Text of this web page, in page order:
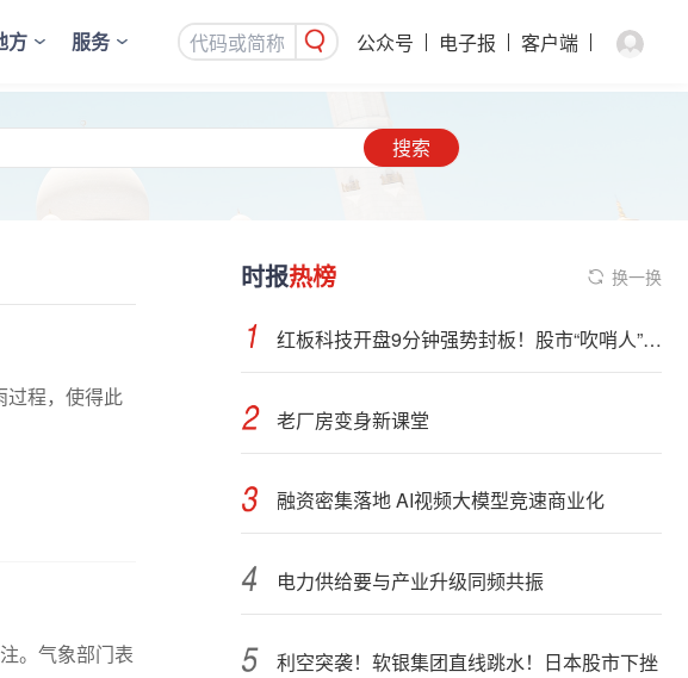
方 服务 公众号 电子报 客户端
搜索
过程，使得此
。气象部门表
时报热榜 换一换
红板科技开盘9分钟强势封板！股市“吹哨人”突然改口！市场风向变了？
老厂房变身新课堂
融资密集落地 AI视频大模型竞速商业化
电力供给要与产业升级同频共振
利空突袭！软银集团直线跳水！日本股市下挫